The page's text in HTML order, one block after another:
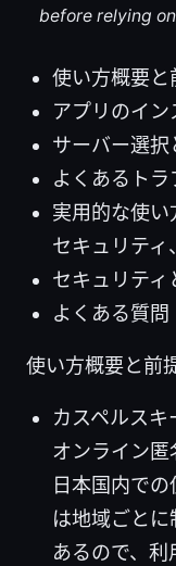
before relying
使い方概要と
アプリのイ
サーバー選択
よくあるト
実用的な使い
セキュリティ
セキュリティ
よくある質問
使い方概要と前
カスペルス
オンライン匿
日本国内で
は地域ごと
あるので、利